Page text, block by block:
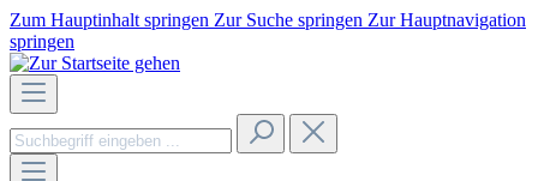
Zum Hauptinhalt springen Zur Suche springen Zur Hauptnavigation
springen